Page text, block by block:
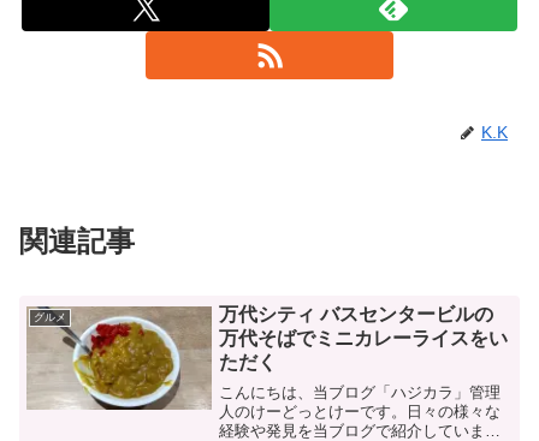
K.K
関連記事
グルメ
万代シティ バスセンタービルの
万代そばでミニカレーライスをい
ただく
こんにちは、当ブログ「ハジカラ」管理
人のけーどっとけーです。日々の様々な
経験や発見を当ブログで紹介していま